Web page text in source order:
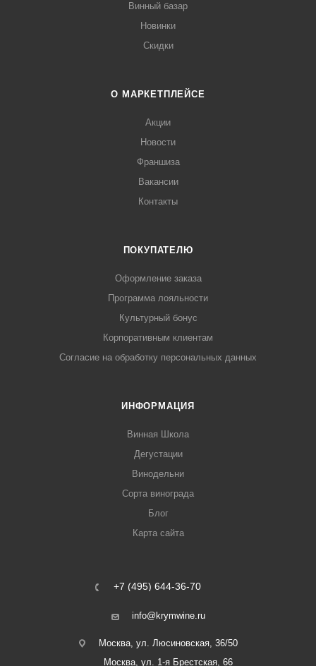
Винный базар
Новинки
Скидки
О МАРКЕТПЛЕЙСЕ
Акции
Новости
Франшиза
Вакансии
Контакты
ПОКУПАТЕЛЮ
Оформление заказа
Программа лояльности
Культурный бонус
Корпоративным клиентам
Согласие на обработку персональных данных
ИНФОРМАЦИЯ
Винная Школа
Дегустации
Винодельни
Сорта винограда
Блог
Карта сайта
+7 (495) 644-36-70
info@krymwine.ru
Москва, ул. Люсиновская, 36/50
Москва, ул. 1-я Брестская, 66